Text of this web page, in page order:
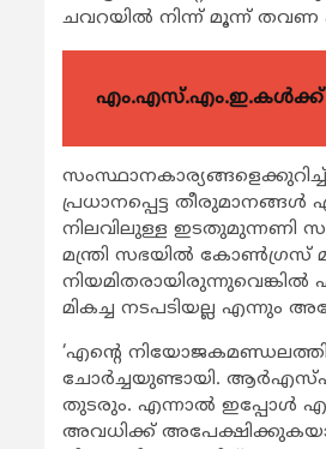
ചവറയില്‍ നിന്ന് മൂന്ന്
എം.എസ്.എം.ഇ.കൾക്ക്
പ്രധാനപ്പെട്ട
നിലവിലുള്ള ഇടതുമുന്നണി
മന്ത്രി സഭയില്‍ കോണ്‍ഗ്രസ്
മികച്ച നടപടിയല്ല എന്നും
‘എന്‍റെ
ചോര്‍ച്ചയുണ്ടായി.
തുടരും. എന്നാല്‍ ഇപ്പോള്‍
അവധിക്ക്